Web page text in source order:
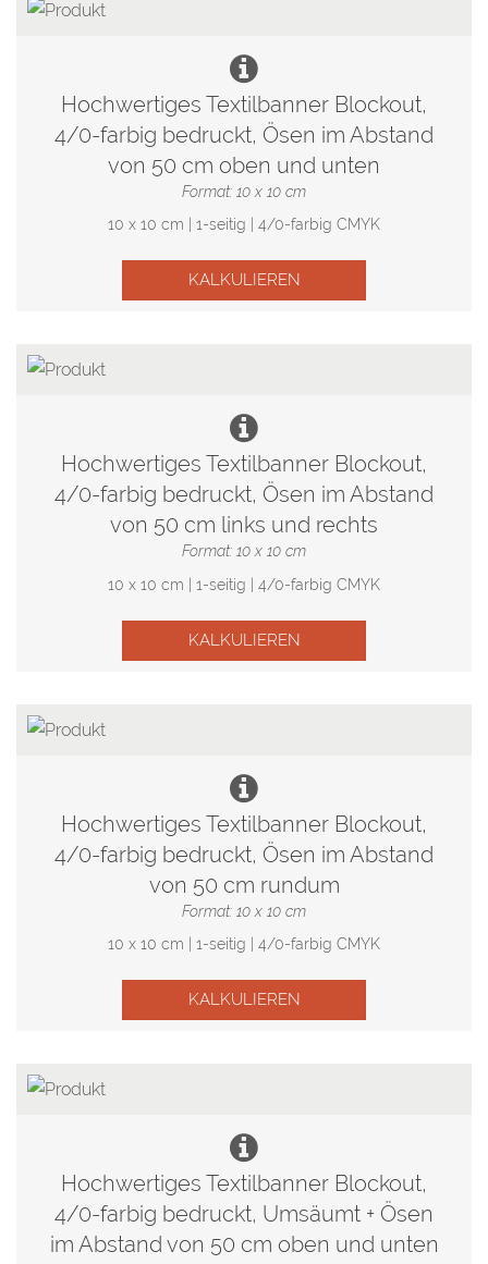
Hochwertiges Textilbanner Blockout,
4/0-farbig bedruckt, Ösen im Abstand
von 50 cm oben und unten
Format: 10 x 10 cm
10 x 10 cm | 1-seitig | 4/0-farbig CMYK
KALKULIEREN
Hochwertiges Textilbanner Blockout,
4/0-farbig bedruckt, Ösen im Abstand
von 50 cm links und rechts
Format: 10 x 10 cm
10 x 10 cm | 1-seitig | 4/0-farbig CMYK
KALKULIEREN
Hochwertiges Textilbanner Blockout,
4/0-farbig bedruckt, Ösen im Abstand
von 50 cm rundum
Format: 10 x 10 cm
10 x 10 cm | 1-seitig | 4/0-farbig CMYK
KALKULIEREN
Hochwertiges Textilbanner Blockout,
4/0-farbig bedruckt, Umsäumt + Ösen
im Abstand von 50 cm oben und unten